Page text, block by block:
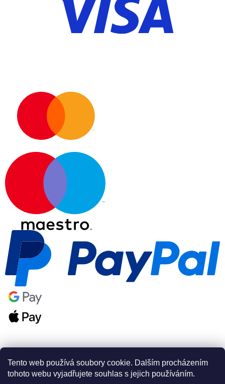
Tento web používá soubory cookie. Dalším procházením
tohoto webu vyjadřujete souhlas s jejich používáním.
Vytvořil Shoptet Premium